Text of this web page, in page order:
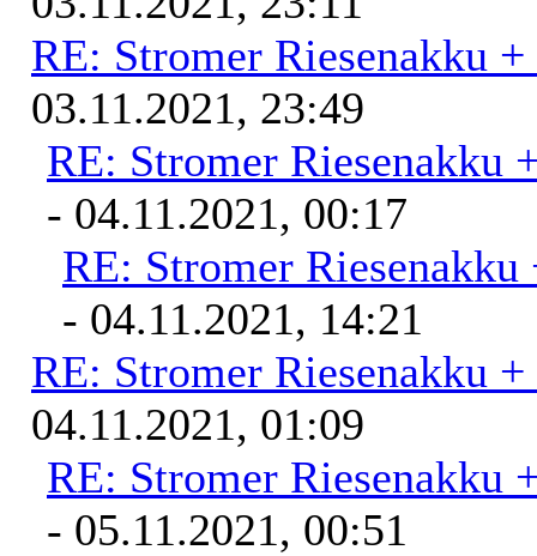
RE: Stromer Riesenakku
03.11.2021, 23:49
RE: Stromer Riesenakku
- 04.11.2021, 00:17
RE: Stromer
- 04.11.2021, 14:21
RE: Stromer Riesenakku
04.11.2021, 01:09
RE: Stromer Riesenakku
- 05.11.2021, 00:51